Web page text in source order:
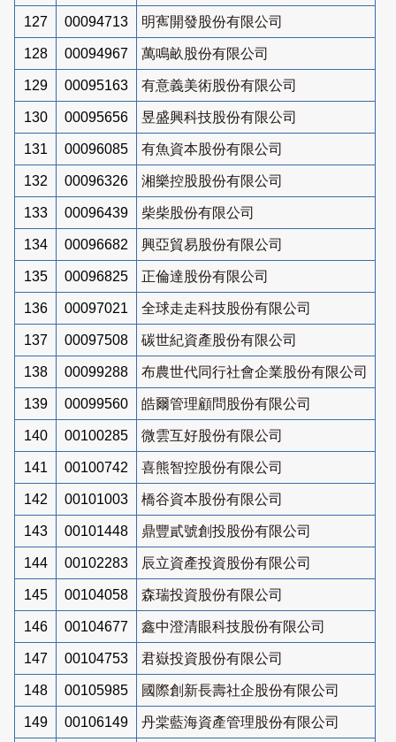
127 00094713 明寯開發股份有限公司
128 00094967 萬鳴畝股份有限公司
129 00095163 有意義美術股份有限公司
130 00095656 昱盛興科技股份有限公司
131 00096085 有魚資本股份有限公司
132 00096326 湘樂控股股份有限公司
133 00096439 柴柴股份有限公司
134 00096682 興亞貿易股份有限公司
135 00096825 正倫達股份有限公司
136 00097021 全球走走科技股份有限公司
137 00097508 碳世紀資產股份有限公司
138 00099288 布農世代同行社會企業股份有限公司
139 00099560 皓爾管理顧問股份有限公司
140 00100285 微雲互好股份有限公司
141 00100742 喜熊智控股份有限公司
142 00101003 橋谷資本股份有限公司
143 00101448 鼎豐貳號創投股份有限公司
144 00102283 辰立資產投資股份有限公司
145 00104058 森瑞投資股份有限公司
146 00104677 鑫中澄清眼科技股份有限公司
147 00104753 君嶽投資股份有限公司
148 00105985 國際創新長壽社企股份有限公司
149 00106149 丹棠藍海資產管理股份有限公司